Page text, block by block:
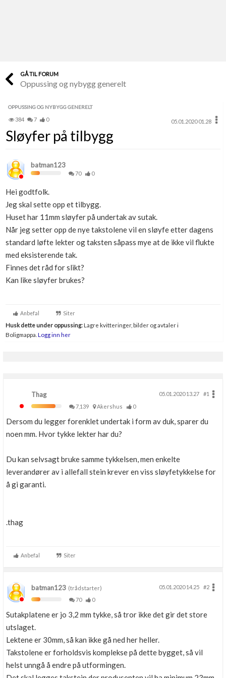
Finn håndverkere
Papirer som mangler
Skaff dokumentasjon som mangler
Kundeservice
Få svar på det du lurer på
Kom i gang med Boligmappa
Se din bolig? Klikk her
Boligmappa+
Få mer ut av Boligmappa
GÅ TIL FORUM
Oppussing og nybygg generelt
OPPUSSING OG NYBYGG GENERELT
384 7 0 05.01.2020 01.28
Sløyfer på tilbygg
batman123
70 0
Hei godtfolk.
Jeg skal sette opp et tilbygg.
Huset har 11mm sløyfer på undertak av sutak.
Når jeg setter opp de nye takstolene vil en sløyfe etter dagens
standard løfte lekter og taksten såpass mye at de ikke vil flukte
med eksisterende tak.
Finnes det råd for slikt?
Kan like sløyfer brukes?
Anbefal Siter
Husk dette under oppussing:Lagre kvitteringer, bilder og avtaler i
Boligmappa. Logg inn her
Thag 05.01.2020 13.27
#1
7,139
Akershus 0
Dersom du legger forenklet undertak i form av duk, sparer du
noen mm. Hvor tykke lekter har du?
Du kan selvsagt bruke samme tykkelsen, men enkelte
leverandører av i allefall stein krever en viss sløyfetykkelse for
å gi garanti.
.thag
Anbefal Siter
batman123 (trådstarter) 05.01.2020 14.25
#2
70
0
Sutakplatene er jo 3,2 mm tykke, så tror ikke det gir det store
utslaget.
Lektene er 30mm, så kan ikke gå ned her heller.
Takstolene er forholdsvis komplekse på dette bygget, så vil
helst unngå å endre på utformingen.